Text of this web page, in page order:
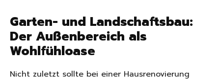
Garten- und Landschaftsbau:
Der Außenbereich als
Wohlfühloase
Nicht zuletzt sollte bei einer Hausrenovierung